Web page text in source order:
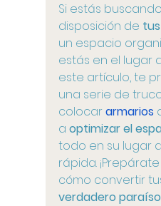
Si estás
disposición de
un espacio
estás en el lugar
este artículo, te
una serie de
colocar armarios
a optimizar el
todo en su lugar
rápida.
cómo convertir
verdadero